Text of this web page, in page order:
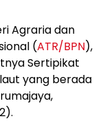
Agraria dan
(ATR/BPN),
Sertipikat
yang berada